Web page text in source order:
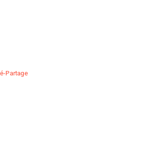
Partage